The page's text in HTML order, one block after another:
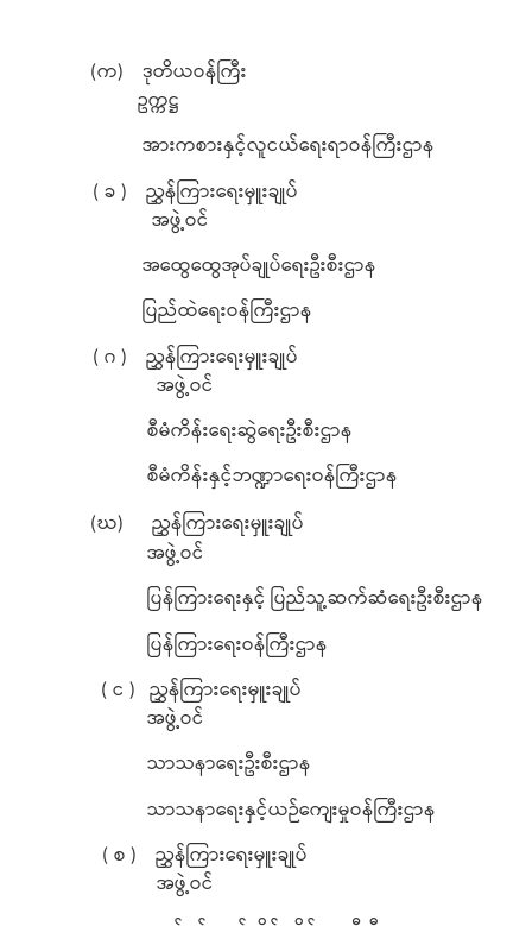
(က) ဒုတိယဝန်ကြီး
ဥက္ကဋ္ဌ
အားကစားနှင့်လူငယ်ရေးရာဝန်ကြီးဌာန
( ခ ) ညွှန်ကြားရေးမှူးချုပ်
အဖွဲ့ဝင်
အထွေထွေအုပ်ချုပ်ရေးဦးစီးဌာန
ပြည်ထဲရေးဝန်ကြီးဌာန
( ဂ ) ညွှန်ကြားရေးမှူးချုပ်
အဖွဲ့ဝင်
စီမံကိန်းရေးဆွဲရေးဦးစီးဌာန
စီမံကိန်းနှင့်ဘဏ္ဍာရေးဝန်ကြီးဌာန
(ဃ) ညွှန်ကြားရေးမှူးချုပ်
အဖွဲ့ဝင်
ပြန်ကြားရေးနှင့် ပြည်သူ့ဆက်ဆံရေးဦးစီးဌာန
ပြန်ကြားရေးဝန်ကြီးဌာန
( င ) ညွှန်ကြားရေးမှူးချုပ်
အဖွဲ့ဝင်
သာသနာရေးဦးစီးဌာန
သာသနာရေးနှင့်ယဉ်ကျေးမှုဝန်ကြီးဌာန
( စ ) ညွှန်ကြားရေးမှူးချုပ်
အဖွဲ့ဝင်